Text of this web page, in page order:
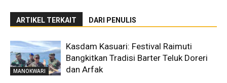
ARTIKEL TERKAIT DARI PENULIS
MANOKWARI
Kasdam Kasuari: Festival Raimuti
Bangkitkan Tradisi Barter Teluk Doreri
dan Arfak